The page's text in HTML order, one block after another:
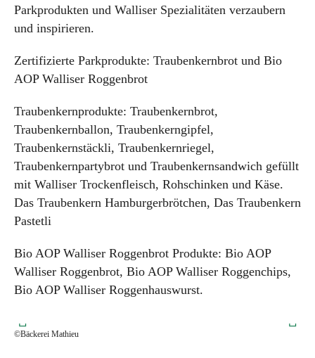
©Bäckerei Mathieu
Parkprodukten und Walliser Spezialitäten verzaubern
und inspirieren.
Zertifizierte Parkprodukte: Traubenkernbrot und Bio
AOP Walliser Roggenbrot
Traubenkernprodukte: Traubenkernbrot,
Traubenkernballon, Traubenkerngipfel,
Traubenkernstäckli, Traubenkernriegel,
Traubenkernpartybrot und Traubenkernsandwich gefüllt
mit Walliser Trockenfleisch, Rohschinken und Käse.
Das Traubenkern Hamburgerbrötchen, Das Traubenkern
Pastetli
Bio AOP Walliser Roggenbrot Produkte: Bio AOP
Walliser Roggenbrot, Bio AOP Walliser Roggenchips,
Bio AOP Walliser Roggenhauswurst.